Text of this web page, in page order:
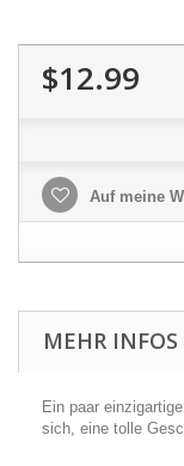
$12.99
Auf meine
MEHR INFOS
Ein paar
sich, eine tolle